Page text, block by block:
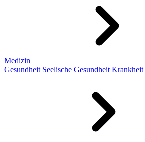
Medizin
Gesundheit Seelische Gesundheit Krankheit